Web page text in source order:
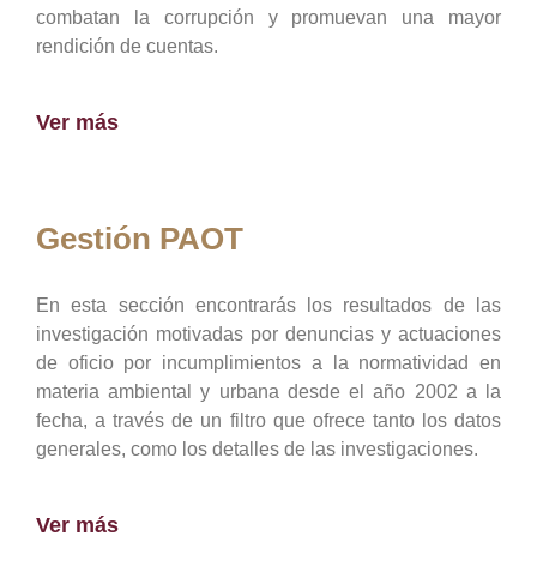
combatan la corrupción y promuevan una mayor
rendición de cuentas.
Ver más
Gestión PAOT
En esta sección encontrarás los resultados de las
investigación motivadas por denuncias y actuaciones
de oficio por incumplimientos a la normatividad en
materia ambiental y urbana desde el año 2002 a la
fecha, a través de un filtro que ofrece tanto los datos
generales, como los detalles de las investigaciones.
Ver más